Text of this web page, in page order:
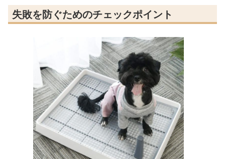
失敗を防ぐためのチェックポイント